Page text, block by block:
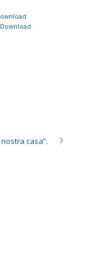
Download
casa”.